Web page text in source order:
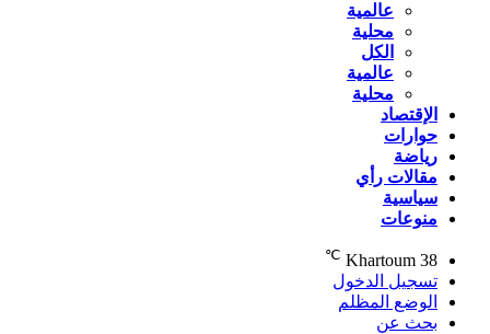
عالمية
محلية
الكل
عالمية
محلية
الإقتصاد
حوارات
رياضة
مقالات رأي
سياسية
منوعات
Khartoum 38
℃
تسجيل الدخول
الوضع المظلم
بحث عن